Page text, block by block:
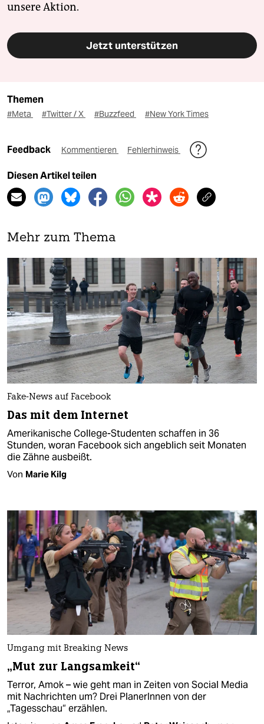
unsere Aktion.
Jetzt unterstützen
Themen
#Meta #Twitter / X #Buzzfeed #New York Times
Feedback Kommentieren Fehlerhinweis
Diesen Artikel teilen
Mehr zum Thema
Fake-News auf Facebook
Das mit dem Internet
Amerikanische College-Studenten schaffen in 36
Stunden, woran Facebook sich angeblich seit Monaten
die Zähne ausbeißt.
Von Marie Kilg
Umgang mit Breaking News
„Mut zur Langsamkeit“
Terror, Amok – wie geht man in Zeiten von Social Media
mit Nachrichten um? Drei PlanerInnen von der
„Tagesschau“ erzählen.